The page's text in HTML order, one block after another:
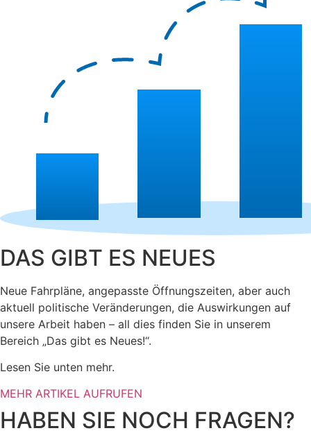
DAS GIBT ES NEUES
Neue Fahrpläne, angepasste Öffnungszeiten, aber auch
aktuell politische Veränderungen, die Auswirkungen auf
unsere Arbeit haben – all dies finden Sie in unserem
Bereich „Das gibt es Neues!“.
Lesen Sie unten mehr.
MEHR ARTIKEL AUFRUFEN
HABEN SIE NOCH FRAGEN?